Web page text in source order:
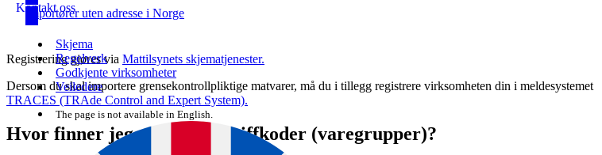
Kontakt oss
Skjema
Regelverk
Godkjente virksomheter
Veiledere
The page is not available in English.
Importører uten adresse i Norge
Registrering gjøres via Mattilsynets skjematjenester.
Dersom du skal importere grensekontrollpliktige matvarer, må du i tillegg registrere virksomheten din i meldesystemet
TRACES (TRAde Control and Expert System).
Hvor finner jeg riktig tolltariffkoder (varegrupper)?